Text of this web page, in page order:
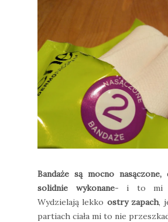
Bandaże są mocno
solidnie wykonane- i to mi
Wydzielają lekko ostry zapach,
partiach ciała mi to nie